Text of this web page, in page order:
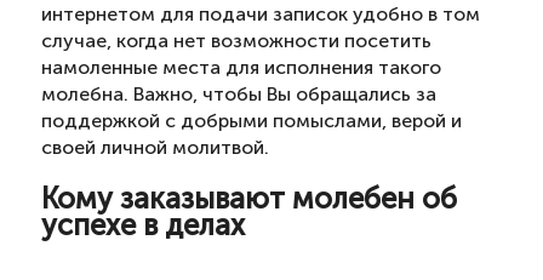
интернетом для подачи записок удобно в том
случае, когда нет возможности посетить
намоленные места для исполнения такого
молебна. Важно, чтобы Вы обращались за
поддержкой с добрыми помыслами, верой и
своей личной молитвой.
Кому заказывают молебен об
успехе в делах